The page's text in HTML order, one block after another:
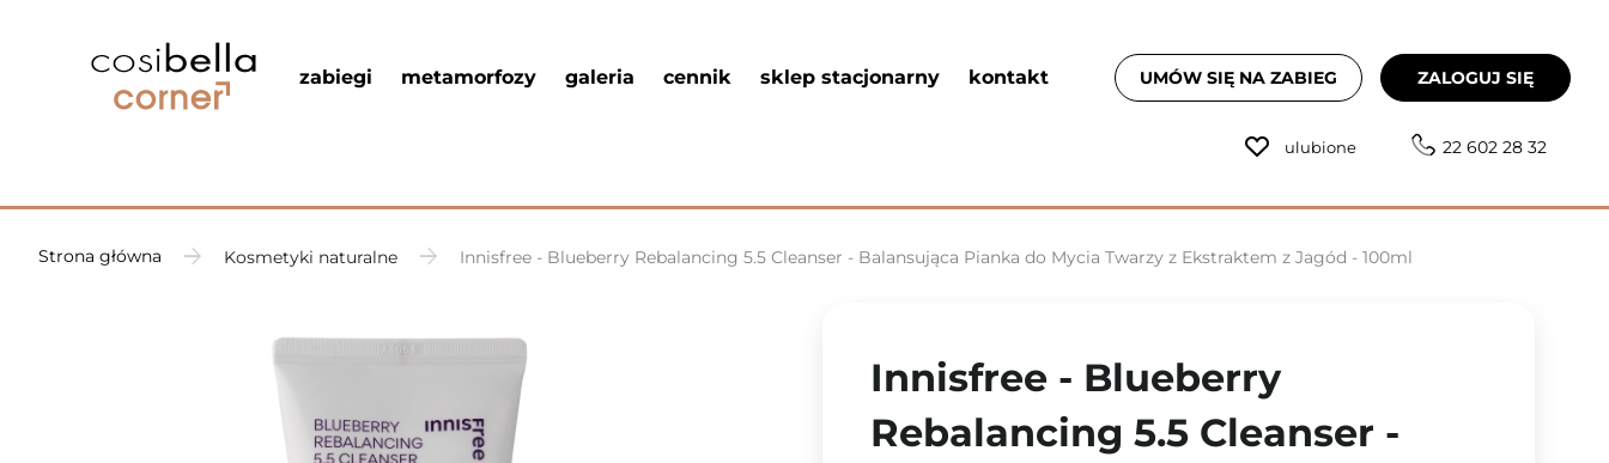
zabiegi metamorfozy galeria cennik sklep stacjonarny kontakt UMÓW SIĘ NA ZABIEG ZALOGUJ SIĘ
ulubione 22 602 28 32
Strona główna Kosmetyki naturalne Innisfree - Blueberry Rebalancing 5.5 Cleanser - Balansująca Pianka do Mycia Twarzy z Ekstraktem z Jagód - 100ml
Innisfree - Blueberry
Rebalancing 5.5 Cleanser -